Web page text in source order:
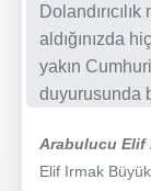
aldığınızda
yakın
duyurusunda
Arabulucu Elif
Elif Irmak Büyük